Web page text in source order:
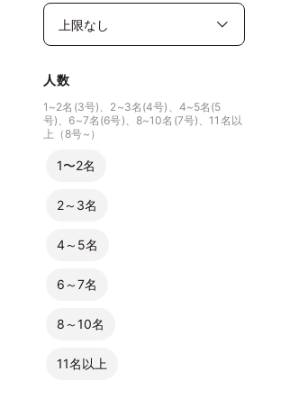
人数
1~2名(3号)、2~3名(4号)、4~5名(5
号)、6~7名(6号)、8~10名(7号)、11名以
上（8号~）
1〜2名
2～3名
4～5名
6～7名
8～10名
11名以上